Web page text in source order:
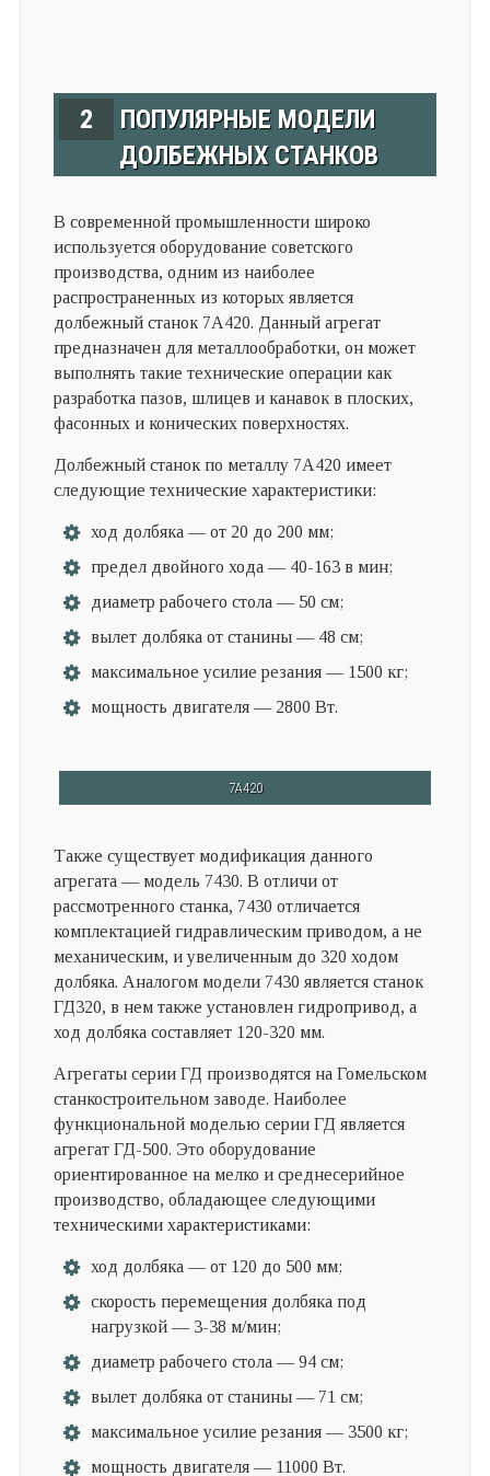
2
ПОПУЛЯРНЫЕ МОДЕЛИ
ДОЛБЕЖНЫХ СТАНКОВ
В современной промышленности широко
используется оборудование советского
производства, одним из наиболее
распространенных из которых является
долбежный станок 7A420. Данный агрегат
предназначен для металлообработки, он может
выполнять такие технические операции как
разработка пазов, шлицев и канавок в плоских,
фасонных и конических поверхностях.
Долбежный станок по металлу 7А420 имеет
следующие технические характеристики:
ход долбяка — от 20 до 200 мм;
предел двойного хода — 40-163 в мин;
диаметр рабочего стола — 50 см;
вылет долбяка от станины — 48 см;
максимальное усилие резания — 1500 кг;
мощность двигателя — 2800 Вт.
7А420
Также существует модификация данного
агрегата — модель 7430. В отличи от
рассмотренного станка, 7430 отличается
комплектацией гидравлическим приводом, а не
механическим, и увеличенным до 320 ходом
долбяка. Аналогом модели 7430 является станок
ГД320, в нем также установлен гидропривод, а
ход долбяка составляет 120-320 мм.
Агрегаты серии ГД производятся на Гомельском
станкостроительном заводе. Наиболее
функциональной моделью серии ГД является
агрегат ГД-500. Это оборудование
ориентированное на мелко и среднесерийное
производство, обладающее следующими
техническими характеристиками:
ход долбяка — от 120 до 500 мм;
скорость перемещения долбяка под
нагрузкой — 3-38 м/мин;
диаметр рабочего стола — 94 см;
вылет долбяка от станины — 71 см;
максимальное усилие резания — 3500 кг;
мощность двигателя — 11000 Вт.